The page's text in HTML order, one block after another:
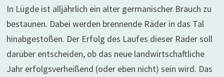
In Lügde ist alljährlich ein alter germanischer Brauch zu
bestaunen. Dabei werden brennende Räder in das Tal
hinabgestoßen. Der Erfolg des Laufes dieser Räder soll
darüber entscheiden, ob das neue landwirtschaftliche
Jahr erfolgsverheißend (oder eben nicht) sein wird. Das